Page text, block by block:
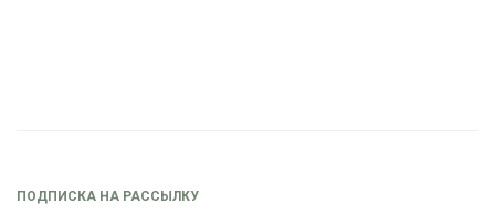
ПОДПИСКА НА РАССЫЛКУ